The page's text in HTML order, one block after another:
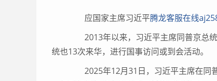
应国家主席习近平腾龙客服在线
2013年以来，习近平主席同普京总统
统也13次来华，进行国事访问或到会活动。
2025年12月31日，习近平主席在同普